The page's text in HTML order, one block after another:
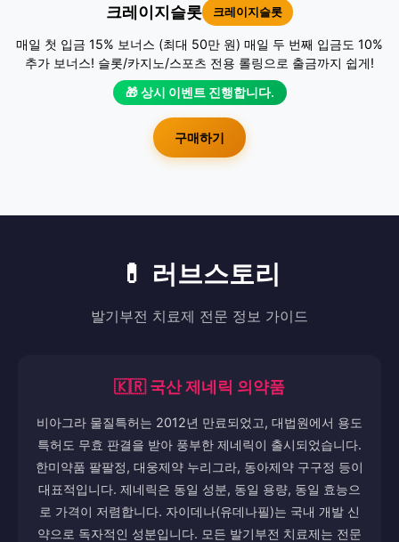
크레이지슬롯 크레이지슬롯
매일 첫 입금 15% 보너스 (최대 50만 원) 매일 두 번째 입금도 10%
추가 보너스! 슬롯/카지노/스포츠 전용 롤링으로 출금까지 쉽게!
🎁 상시 이벤트 진행합니다.
구매하기
💊 러브스토리
발기부전 치료제 전문 정보 가이드
🇰🇷 국산 제네릭 의약품
비아그라 물질특허는 2012년 만료되었고, 대법원에서 용도
특허도 무효 판결을 받아 풍부한 제네릭이 출시되었습니다.
한미약품 팔팔정, 대웅제약 누리그라, 동아제약 구구정 등이
대표적입니다. 제네릭은 동일 성분, 동일 용량, 동일 효능으
로 가격이 저렴합니다. 자이데나(유데나필)는 국내 개발 신
약으로 독자적인 성분입니다. 모든 발기부전 치료제는 전문